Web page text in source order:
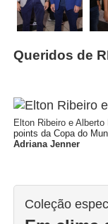
Queridos de
Elton Ribeiro e
points da Copa do
Adriana Jenner
Coleção